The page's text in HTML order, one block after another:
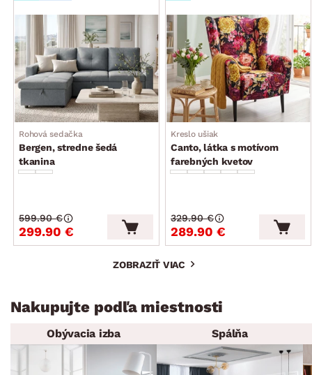
Rohová sedačka
Bergen, stredne šedá
tkanina
299.90 €
599.90 €
Kreslo ušiak
Canto, látka s motívom
farebných kvetov
289.90 €
329.90 €
ZOBRAZIŤ VIAC
Nakupujte podľa miestnosti
Obývacia izba Spálňa